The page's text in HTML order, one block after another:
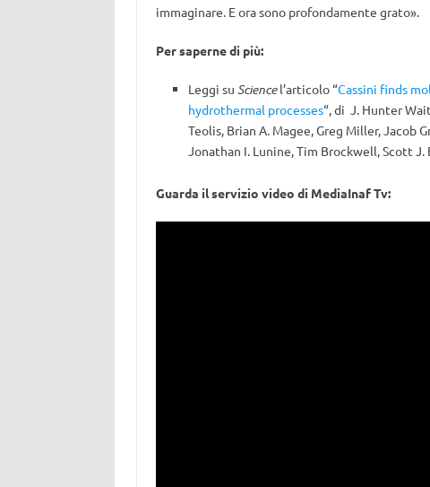
immaginare. E ora sono profondamente grato».
Per saperne di più:
Leggi su Sciencel’articolo “Cassini finds
hydrothermal processes“, di J. Hunter
Teolis, Brian A. Magee, Greg Miller, Jacob
Jonathan I. Lunine, Tim Brockwell, Scott J.
Guarda il servizio video di MediaInaf Tv: